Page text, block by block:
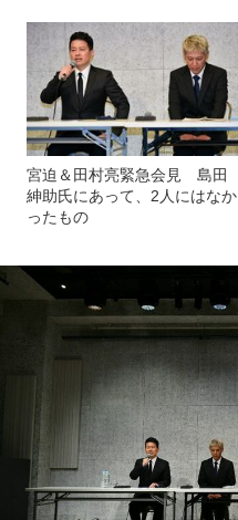
宮迫＆田村亮緊急会見 島田
紳助氏にあって、2人にはなか
ったもの